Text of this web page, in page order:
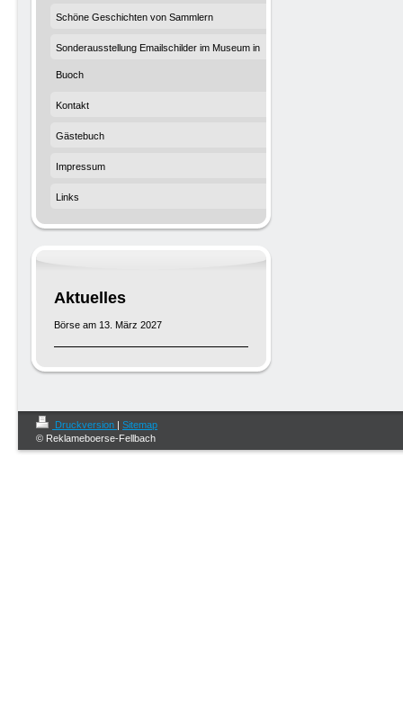
Schöne Geschichten von Sammlern
Sonderausstellung Emailschilder im Museum in
Buoch
Kontakt
Gästebuch
Impressum
Links
Aktuelles
Börse am 13. März 2027
Druckversion | Sitemap
© Reklameboerse-Fellbach